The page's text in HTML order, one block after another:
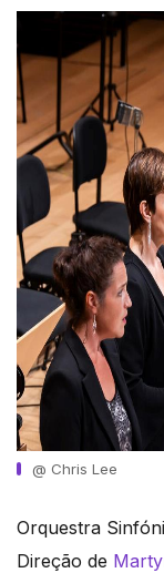
@ Chris Lee
Orquestra
Direção de